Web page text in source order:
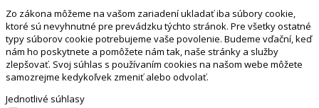
Zo zákona môžeme na vašom zariadení ukladať iba súbory cookie,
ktoré sú nevyhnutné pre prevádzku týchto stránok. Pre všetky ostatné
typy súborov cookie potrebujeme vaše povolenie. Budeme vďační, keď
nám ho poskytnete a pomôžete nám tak, naše stránky a služby
zlepšovať. Svoj súhlas s používaním cookies na našom webe môžete
samozrejme kedykoľvek zmeniť alebo odvolať.
Jednotlivé súhlasy